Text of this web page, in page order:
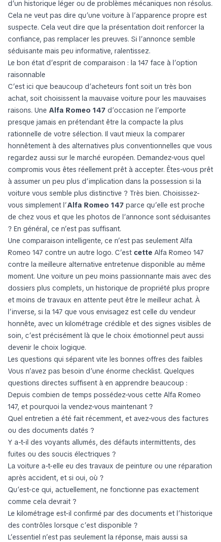
d’un historique léger ou de problèmes mécaniques non résolus.
Cela ne veut pas dire qu’une voiture à l’apparence propre est
suspecte. Cela veut dire que la présentation doit renforcer la
confiance, pas remplacer les preuves. Si l’annonce semble
séduisante mais peu informative, ralentissez.
Le bon état d’esprit de comparaison : la 147 face à l’option
raisonnable
C’est ici que beaucoup d’acheteurs font soit un très bon
achat, soit choisissent la mauvaise voiture pour les mauvaises
raisons. Une Alfa Romeo 147 d’occasion ne l’emporte
presque jamais en prétendant être la compacte la plus
rationnelle de votre sélection. Il vaut mieux la comparer
honnêtement à des alternatives plus conventionnelles que vous
regardez aussi sur le marché européen. Demandez-vous quel
compromis vous êtes réellement prêt à accepter. Êtes-vous prêt
à assumer un peu plus d’implication dans la possession si la
voiture vous semble plus distinctive ? Très bien. Choisissez-
vous simplement l’Alfa Romeo 147 parce qu’elle est proche
de chez vous et que les photos de l’annonce sont séduisantes
? En général, ce n’est pas suffisant.
Une comparaison intelligente, ce n’est pas seulement Alfa
Romeo 147 contre un autre logo. C’est cette Alfa Romeo 147
contre la meilleure alternative entretenue disponible au même
moment. Une voiture un peu moins passionnante mais avec des
dossiers plus complets, un historique de propriété plus propre
et moins de travaux en attente peut être le meilleur achat. À
l’inverse, si la 147 que vous envisagez est celle du vendeur
honnête, avec un kilométrage crédible et des signes visibles de
soin, c’est précisément là que le choix émotionnel peut aussi
devenir le choix logique.
Les questions qui séparent vite les bonnes offres des faibles
Vous n’avez pas besoin d’une énorme checklist. Quelques
questions directes suffisent à en apprendre beaucoup :
Depuis combien de temps possédez-vous cette Alfa Romeo
147, et pourquoi la vendez-vous maintenant ?
Quel entretien a été fait récemment, et avez-vous des factures
ou des documents datés ?
Y a-t-il des voyants allumés, des défauts intermittents, des
fuites ou des soucis électriques ?
La voiture a-t-elle eu des travaux de peinture ou une réparation
après accident, et si oui, où ?
Qu’est-ce qui, actuellement, ne fonctionne pas exactement
comme cela devrait ?
Le kilométrage est-il confirmé par des documents et l’historique
des contrôles lorsque c’est disponible ?
L’essentiel n’est pas seulement la réponse, mais aussi sa